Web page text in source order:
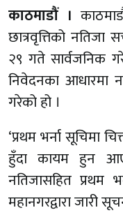
काठमाडौं ।
छात्रवृत्तिको
२९ गते सार्वजनिक
निवेदनका आधारमा
गरेको हो ।
‘प्रथम भर्ना सूचिमा
हुँदा कायम हुन
नतिजासहित प्रथम
महानगरद्वारा जारी